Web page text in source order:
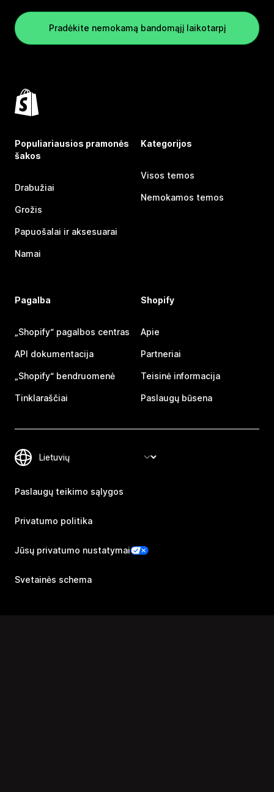
Pradėkite nemokamą bandomąjį laikotarpį
Populiariausios pramonės
šakos
Drabužiai
Grožis
Papuošalai ir aksesuarai
Namai
Kategorijos
Visos temos
Nemokamos temos
Pagalba
„Shopify“ pagalbos centras
API dokumentacija
„Shopify“ bendruomenė
Tinklaraščiai
Shopify
Apie
Partneriai
Teisinė informacija
Paslaugų būsena
Paslaugų teikimo sąlygos
Privatumo politika
Jūsų privatumo nustatymai
Svetainės schema